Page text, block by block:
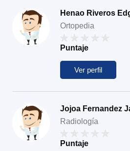
Henao Riveros
Ortopedia
Puntaje
Ver perfil
Jojoa Fernandez
Radiología
Puntaje